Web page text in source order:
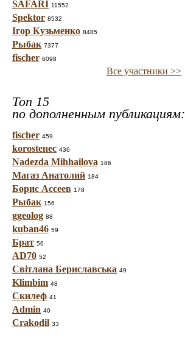
SAFARI 11552
Spektor 8532
Ігор Кузьменко 8485
Рыбак 7377
fischer 6098
Все участники >>
Топ 15
по дополненным публикациям:
fischer 459
korostenec 436
Nadezda Mihhailova 186
Магаз Анатолий 184
Борис Ассеев 178
Рыбак 156
ggeolog 88
kuban46 59
Брат 56
AD70 52
Світлана Бериславська 49
Klimbim 48
Скилеф 41
Admin 40
Crakodil 33